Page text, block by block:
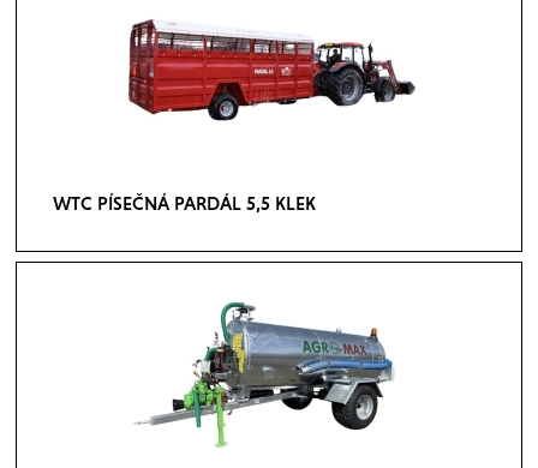
WTC PÍSEČNÁ PARDÁL 5,5 KLEK